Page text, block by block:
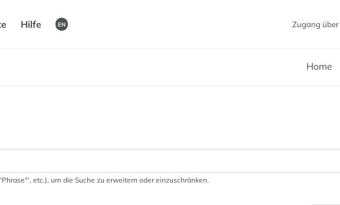
Hilfe EN
Zugang über
Home
etc.), um die Suche zu erweitern oder einzuschränken.